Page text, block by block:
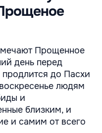
Прощенное
день перед
до Пасхи
людям
и
близким, и
и самим от всего